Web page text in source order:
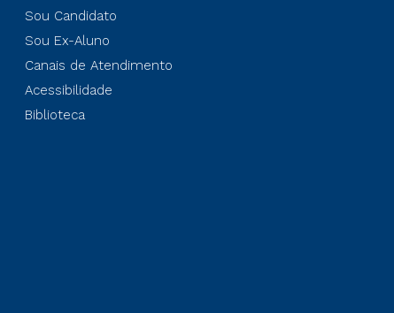
Sou Candidato
Sou Ex-Aluno
Canais de Atendimento
Acessibilidade
Biblioteca